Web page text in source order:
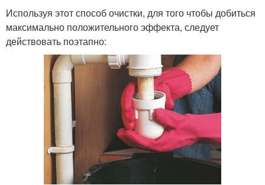
Используя этот способ очистки, для того чтобы добиться
максимально положительного эффекта, следует
действовать поэтапно: